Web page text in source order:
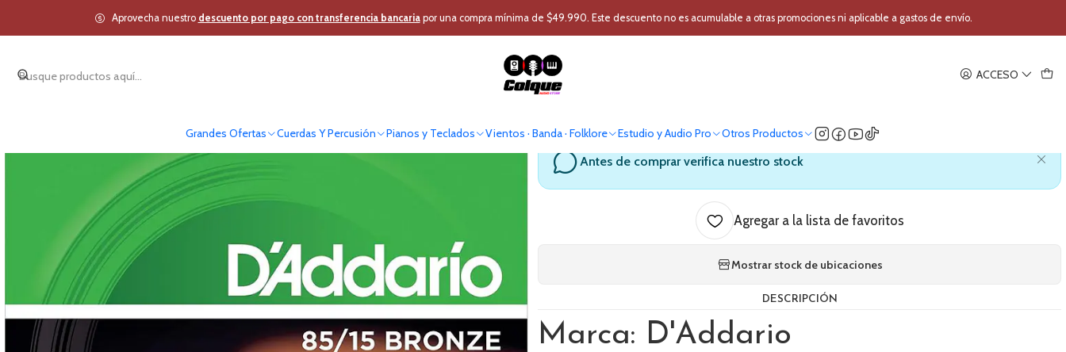
ACCESO
Grandes Ofertas Cuerdas Y Percusión Pianos y Teclados Vientos · Banda · Folklore Estudio y Audio Pro Otros Productos
Aprovecha nuestro descuento por pago con transferencia bancariapor una compra mínima de $49.990. Este descuento no es acumulable a otras promociones ni aplicable a gastos de envío.
Inicio Cuerdas Y Percusión Instrumentos Cuerda Accesorios Cuerda Cuerdas para guitarra acustica D'Addario EZ890
Cuerdas para guitarra acustica D'Addario
Antes de comprar verifica nuestro stock
Agregar a la lista de favoritos
Mostrar stock de ubicaciones
DESCRIPCIÓN
Marca: D'Addario